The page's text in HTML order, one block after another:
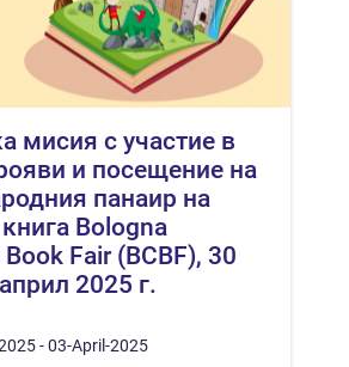
мисия с участие в
и посещение на
панаир на
Bologna
Book Fair (BCBF), 30
2025 г.
- 03-April-2025